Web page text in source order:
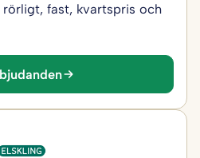
fast, kvartspris och